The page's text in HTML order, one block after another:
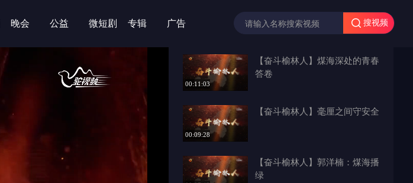
晚会 公益 微短剧 专辑 广告 搜视频
00:11:03
【奋斗榆林人】煤海深处的青春
答卷
00:09:28
【奋斗榆林人】毫厘之间守安全
【奋斗榆林人】郭洋楠：煤海播
绿